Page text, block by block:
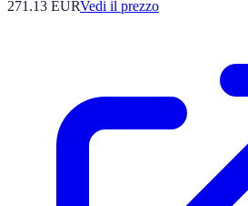
271.13 EURVedi il prezzo